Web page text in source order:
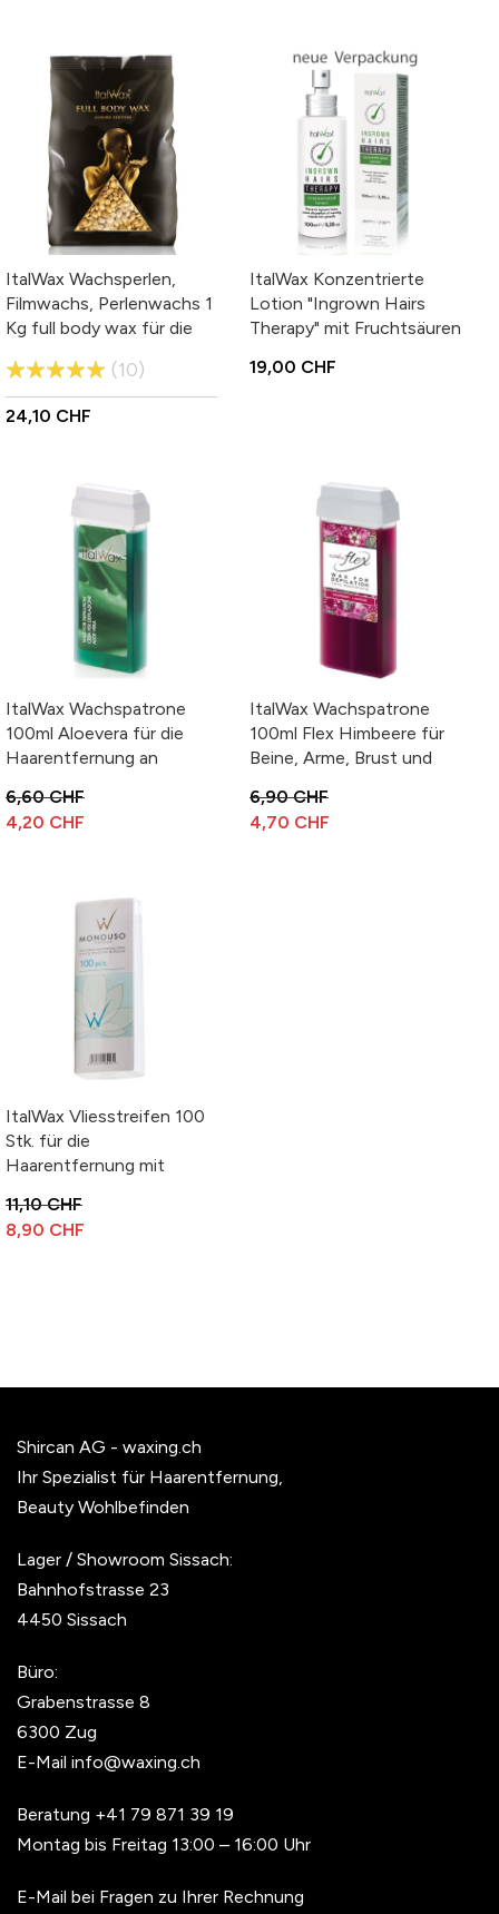
Bewertung
Bewertung abschicken
ItalWax Wachsperlen,
Filmwachs, Perlenwachs 1
Kg full body wax für die
Körperstellen
Bewertung:
98%
10
24,10 CHF
ItalWax Konzentrierte
Lotion "Ingrown Hairs
Therapy" mit Fruchtsäuren
Haare
19,00 CHF
ItalWax Wachspatrone
100ml Aloevera für die
Haarentfernung an
Rücken
4,20 CHF
6,60 CHF
ItalWax Wachspatrone
100ml Flex Himbeere für
Beine, Arme, Brust und
4,70 CHF
6,90 CHF
ItalWax Vliesstreifen 100
Stk. für die
Haarentfernung mit
Sugaring
8,90 CHF
11,10 CHF
Shircan AG - waxing.ch
Ihr Spezialist für Haarentfernung,
Beauty Wohlbefinden
Lager / Showroom Sissach:
Bahnhofstrasse 23
4450 Sissach
Büro:
Grabenstrasse 8
6300 Zug
E-Mail info@waxing.ch
Beratung +41 79 871 39 19
Montag bis Freitag 13:00 – 16:00 Uhr
E-Mail bei Fragen zu Ihrer Rechnung